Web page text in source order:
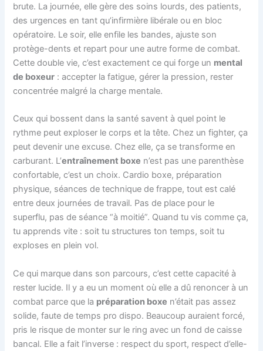
brute. La journée, elle gère des soins lourds, des patients,
des urgences en tant qu’infirmière libérale ou en bloc
opératoire. Le soir, elle enfile les bandes, ajuste son
protège-dents et repart pour une autre forme de combat.
Cette double vie, c’est exactement ce qui forge un mental
de boxeur : accepter la fatigue, gérer la pression, rester
concentrée malgré la charge mentale.
Ceux qui bossent dans la santé savent à quel point le
rythme peut exploser le corps et la tête. Chez un fighter, ça
peut devenir une excuse. Chez elle, ça se transforme en
carburant. L’entraînement boxe n’est pas une parenthèse
confortable, c’est un choix. Cardio boxe, préparation
physique, séances de technique de frappe, tout est calé
entre deux journées de travail. Pas de place pour le
superflu, pas de séance “à moitié”. Quand tu vis comme ça,
tu apprends vite : soit tu structures ton temps, soit tu
exploses en plein vol.
Ce qui marque dans son parcours, c’est cette capacité à
rester lucide. Il y a eu un moment où elle a dû renoncer à un
combat parce que la préparation boxe n’était pas assez
solide, faute de temps pro dispo. Beaucoup auraient forcé,
pris le risque de monter sur le ring avec un fond de caisse
bancal. Elle a fait l’inverse : respect du sport, respect d’elle-